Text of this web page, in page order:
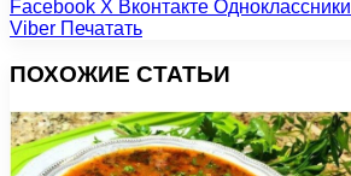
Facebook X Вконтакте Одноклассники
Viber Печатать
ПОХОЖИЕ СТАТЬИ